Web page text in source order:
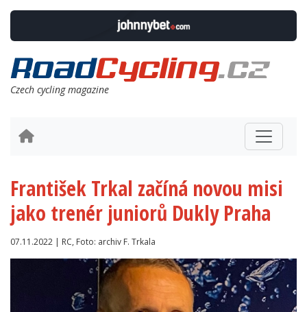
Czech cycling magazine
František Trkal začíná novou misi
jako trenér juniorů Dukly Praha
07.11.2022 | RC, Foto: archiv F. Trkala